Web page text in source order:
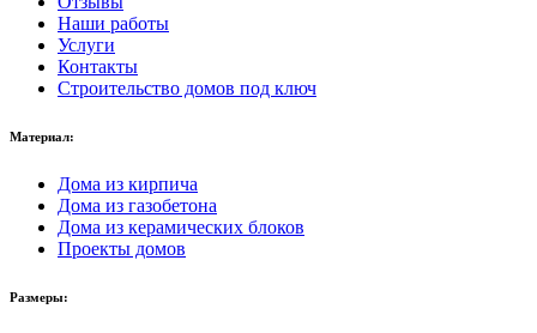
Наши работы
Услуги
Контакты
Строительство домов под ключ
Материал:
Дома из кирпича
Дома из газобетона
Дома из керамических блоков
Проекты домов
Размеры: